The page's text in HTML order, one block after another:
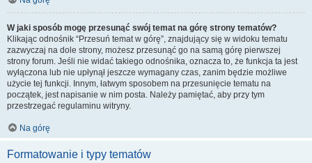
W jaki sposób mogę przesunąć swój temat na górę strony tematów?
Klikając odnośnik “Przesuń temat w górę”, znajdujący się w widoku tematu
zazwyczaj na dole strony, możesz przesunąć go na samą górę pierwszej
strony forum. Jeśli nie widać takiego odnośnika, oznacza to, że funkcja ta jest
wyłączona lub nie upłynął jeszcze wymagany czas, zanim będzie możliwe
użycie tej funkcji. Innym, łatwym sposobem na przesunięcie tematu na
początek, jest napisanie w nim posta. Należy pamiętać, aby przy tym
przestrzegać regulaminu witryny.
Na górę
Formatowanie i typy tematów